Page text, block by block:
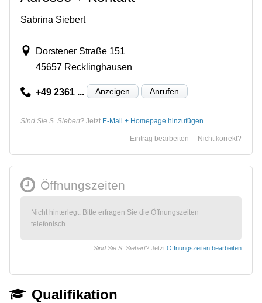
Sabrina Siebert
Dorstener Straße 151
45657 Recklinghausen
+49 2361 ... Anzeigen Anrufen
Sind Sie S. Siebert? Jetzt E-Mail + Homepage hinzufügen
Nicht korrekt?
Eintrag bearbeiten
Öffnungszeiten
Nicht hinterlegt. Bitte erfragen Sie die Öffnungszeiten
telefonisch.
Sind Sie S. Siebert? Jetzt Öffnungszeiten bearbeiten
Qualifikation